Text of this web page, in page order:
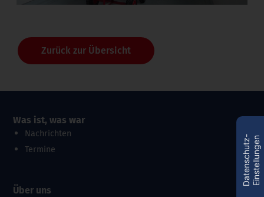
Zurück zur Übersicht
Was ist, was war
Nachrichten
Termine
Über uns
D
a
t
e
n
s
c
h
u
t
z
-
E
i
n
s
t
e
l
l
u
n
g
en